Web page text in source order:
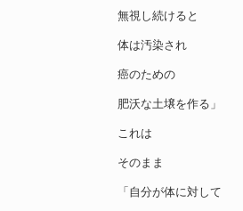
無視し続けると
体は汚染され
癌のための
肥沃な土壌を作る」
これは
そのまま
「自分が体に対して